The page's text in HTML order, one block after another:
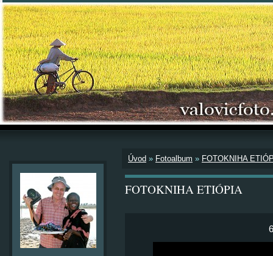
Úvod » Fotoalbum » FOTOKNIHA
FOTOKNIHA ETIÓPIA